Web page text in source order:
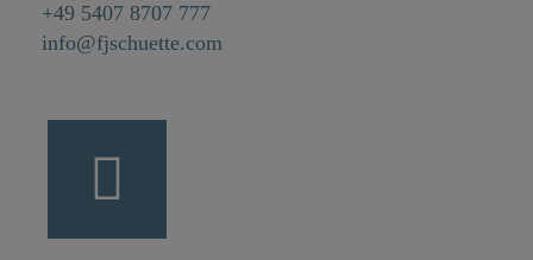
+49 5407 8707 777
info@fjschuette.com